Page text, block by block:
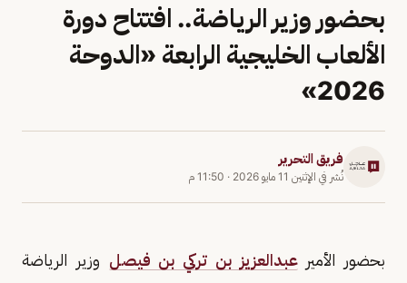
بحضور وزير الرياضة.. افتتاح دورة
الألعاب الخليجية الرابعة «الدوحة
2026»
فريق التحرير
نُشر في الإثنين 11 مايو 2026 · 11:50 م
بحضور الأميرعبدالعزيز بن تركي بن فيصل وزير الرياضة